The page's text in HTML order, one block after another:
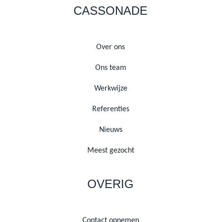
CASSONADE
Over ons
Ons team
Werkwijze
Referenties
Nieuws
Meest gezocht
OVERIG